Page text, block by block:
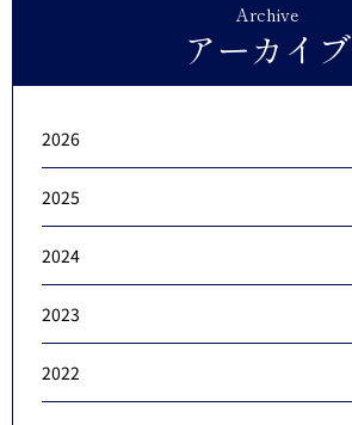
Archive
アーカイブ
2026
2025
2024
2023
2022